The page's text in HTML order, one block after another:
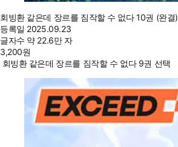
회빙환 같은데 장르를 짐작할 수 없다 10권 (완결)
등록일 2025.09.23
글자수 약 22.6만 자
3,200원
회빙환 같은데 장르를 짐작할 수 없다 9권 선택